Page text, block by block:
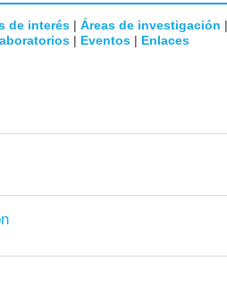
de interés | Áreas de investigación |
| Eventos | Enlaces